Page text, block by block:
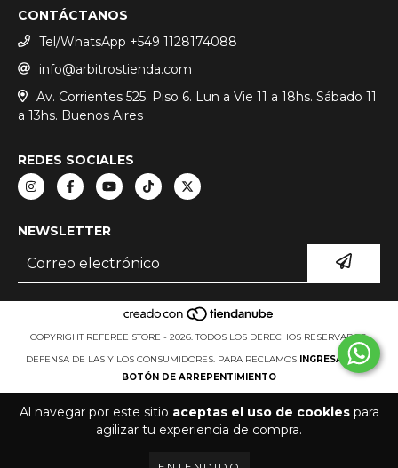
Al navegar por este sitio aceptas el uso de cookiespara
agilizar tu experiencia de compra.
CONTÁCTANOS
Tel/WhatsApp +549 1128174088
info@arbitrostienda.com
Av. Corrientes 525. Piso 6. Lun a Vie 11 a 18hs. Sábado 11
a 13hs. Buenos Aires
REDES SOCIALES
NEWSLETTER
COPYRIGHT REFEREE STORE - 2026. TODOS LOS DERECHOS RESERVADOS.
DEFENSA DE LAS Y LOS CONSUMIDORES. PARA RECLAMOS
INGRESA AQUÍ.
BOTÓN DE ARREPENTIMIENTO